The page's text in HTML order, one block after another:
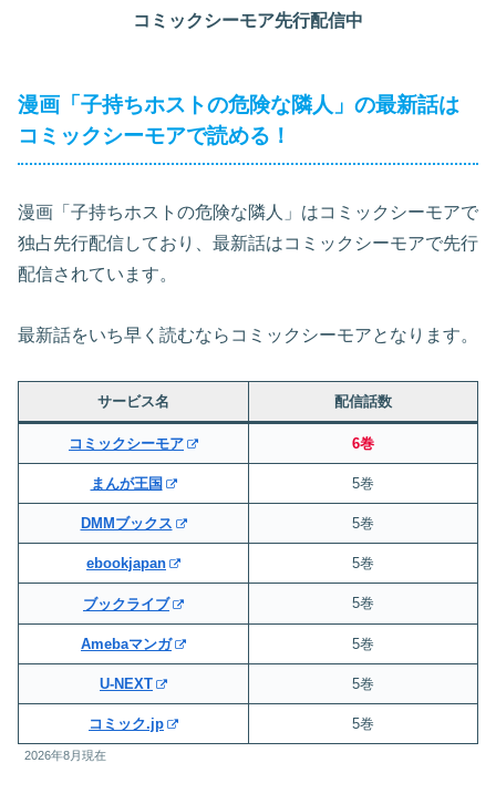
コミックシーモア先行配信中
漫画「子持ちホストの危険な隣人」の最新話は
コミックシーモアで読める！
漫画「子持ちホストの危険な隣人」はコミックシーモアで
独占先行配信しており、最新話はコミックシーモアで先行
配信されています。
最新話をいち早く読むならコミックシーモアとなります。
サービス名 配信話数
コミックシーモア 6巻
まんが王国 5巻
DMMブックス 5巻
ebookjapan 5巻
ブックライブ 5巻
Amebaマンガ 5巻
U-NEXT 5巻
コミック.jp 5巻
2026年8月現在